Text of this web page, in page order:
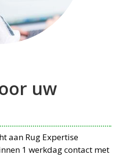
uw
aan Rug Expertise
1 werkdag contact met